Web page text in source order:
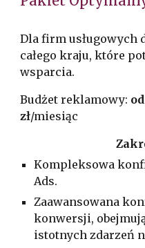
Dla firm usługowych
całego kraju, które
wsparcia.
Budżet reklamowy:
zł/miesiąc
Kompleksowa
Ads.
Zaawansowana
konwersji,
istotnych zdarzeń